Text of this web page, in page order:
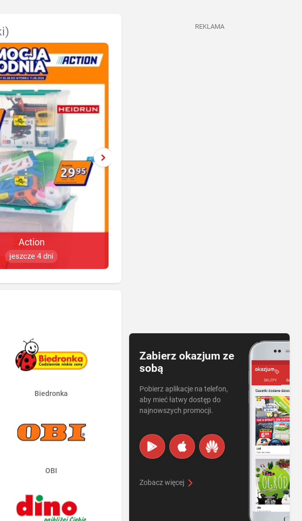
Action
jeszcze 4 dni
Biedronka
OBI
REKLAMA
Zabierz okazjum ze
sobą
Pobierz aplikacje na telefon,
aby mieć łatwy dostęp do
najnowszych promocji.
Zobacz więcej